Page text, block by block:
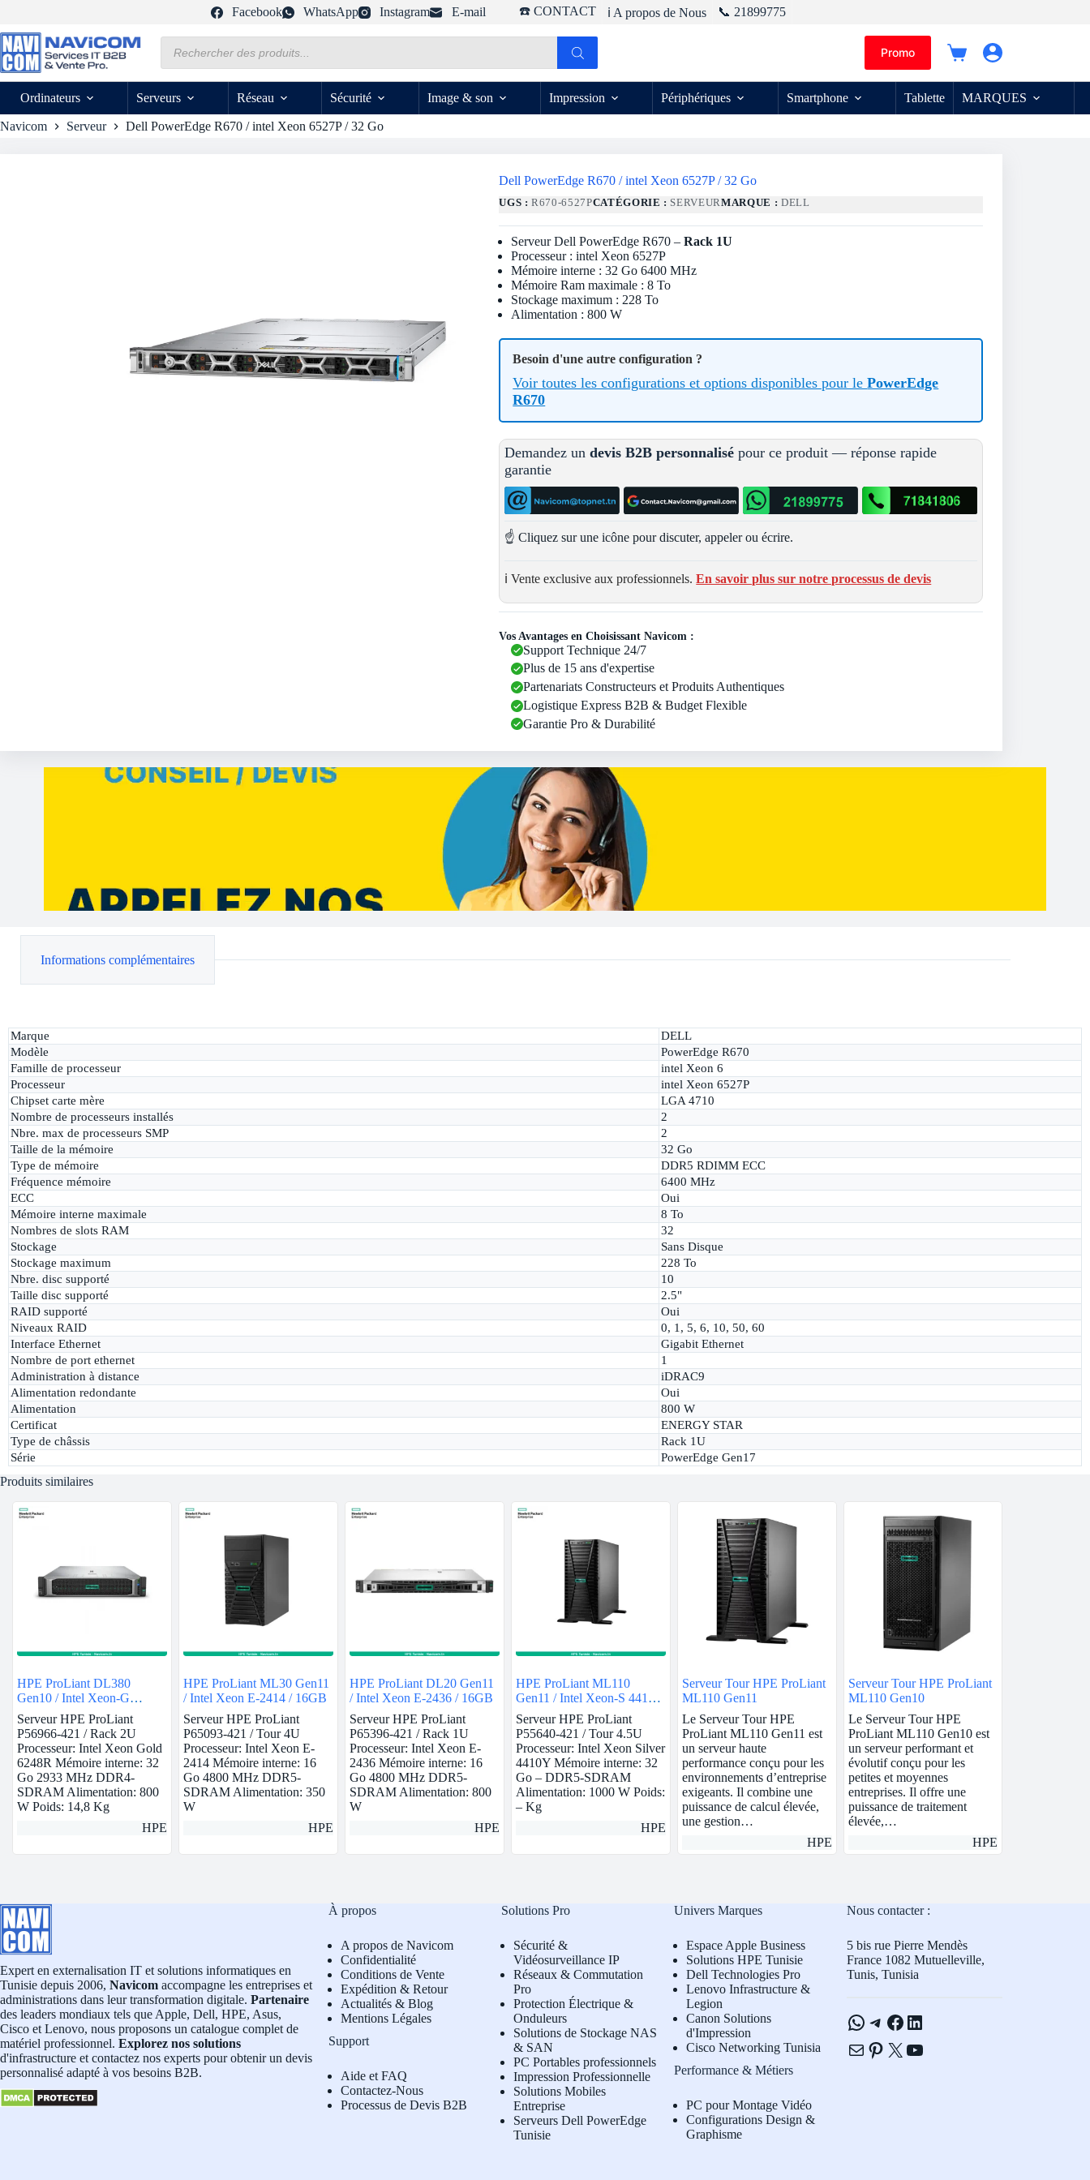
contenu
Facebook WhatsApp Instagram E-mail ☎️ CONTACT ℹ️ A propos de Nous 📞 21899775
produits
Promo
Panier
Ordinateurs
Serveurs Réseau Sécurité Image & son Impression Périphériques Smartphone Tablette MARQUES
Navicom Serveur Dell PowerEdge R670 / intel Xeon 6527P / 32 Go
Dell PowerEdge R670 / intel Xeon 6527P / 32 Go
UGS :R670-6527PCATÉGORIE : SERVEURMARQUE : DELL
Serveur Dell PowerEdge R670 –Rack 1U
Processeur : intel Xeon 6527P
Mémoire interne : 32 Go 6400 MHz
Mémoire Ram maximale : 8 To
Stockage maximum : 228 To
Alimentation : 800 W
Besoin d'une autre configuration ?
Voir toutes les configurations et options disponibles pour lePowerEdge
R670
Demandez undevis B2B personnalisé pour ce produit — réponse rapide
garantie
☝️ Cliquez sur une icône pour discuter, appeler ou écrire.
ℹ️ Vente exclusive aux professionnels.En savoir plus sur notre processus de devis
Vos Avantages en Choisissant Navicom :
Support Technique 24/7
Plus de 15 ans d'expertise
Partenariats Constructeurs et Produits Authentiques
Logistique Express B2B & Budget Flexible
Garantie Pro & Durabilité
Informations complémentaires
Marque
DELL
Modèle
PowerEdge R670
Famille de processeur
intel Xeon 6
Processeur
intel Xeon 6527P
Chipset carte mère
LGA 4710
Nombre de processeurs installés
2
Nbre. max de processeurs SMP
2
Taille de la mémoire
32 Go
Type de mémoire
DDR5 RDIMM ECC
Fréquence mémoire
6400 MHz
ECC
Oui
Mémoire interne maximale
8 To
Nombres de slots RAM
32
Stockage
Sans Disque
Stockage maximum
228 To
Nbre. disc supporté
10
Taille disc supporté
2.5"
RAID supporté
Oui
Niveaux RAID
0, 1, 5, 6, 10, 50, 60
Interface Ethernet
Gigabit Ethernet
Nombre de port ethernet
1
Administration à distance
iDRAC9
Alimentation redondante
Oui
Alimentation
800 W
Certificat
ENERGY STAR
Type de châssis
Rack 1U
Série
PowerEdge Gen17
Produits similaires
HPE ProLiant DL380
Gen10 / Intel Xeon-G
6248R / 32GB
Serveur HPE ProLiant
P56966-421 / Rack 2U
Processeur: Intel Xeon Gold
6248R Mémoire interne: 32
Go 2933 MHz DDR4-
SDRAM Alimentation: 800
W Poids: 14,8 Kg
HPE
HPE ProLiant ML30 Gen11
/ Intel Xeon E-2414 / 16GB
Serveur HPE ProLiant
P65093-421 / Tour 4U
Processeur: Intel Xeon E-
2414 Mémoire interne: 16
Go 4800 MHz DDR5-
SDRAM Alimentation: 350
W
HPE
HPE ProLiant DL20 Gen11
/ Intel Xeon E-2436 / 16GB
Serveur HPE ProLiant
P65396-421 / Rack 1U
Processeur: Intel Xeon E-
2436 Mémoire interne: 16
Go 4800 MHz DDR5-
SDRAM Alimentation: 800
W
HPE
HPE ProLiant ML110
Gen11 / Intel Xeon-S 4410Y
/ 32GB
Serveur HPE ProLiant
P55640-421 / Tour 4.5U
Processeur: Intel Xeon Silver
4410Y Mémoire interne: 32
Go – DDR5-SDRAM
Alimentation: 1000 W Poids:
– Kg
HPE
Serveur Tour HPE ProLiant
ML110 Gen11
Le Serveur Tour HPE
ProLiant ML110 Gen11 est
un serveur haute
performance conçu pour les
environnements d’entreprise
exigeants. Il combine une
puissance de calcul élevée,
une gestion…
HPE
Serveur Tour HPE ProLiant
ML110 Gen10
Le Serveur Tour HPE
ProLiant ML110 Gen10 est
un serveur performant et
évolutif conçu pour les
petites et moyennes
entreprises. Il offre une
puissance de traitement
élevée,…
HPE
Expert en externalisation IT et solutions informatiques en
Tunisie depuis 2006, Navicom accompagne les entreprises et
administrations dans leur transformation digitale. Partenaire
des leaders mondiaux tels que Apple, Dell, HPE, Asus,
Cisco et Lenovo, nous proposons un catalogue complet de
matériel professionnel. Explorez nos solutions
d'infrastructure et contactez nos experts pour obtenir un devis
personnalisé adapté à vos besoins B2B.
À propos
A propos de Navicom
Confidentialité
Conditions de Vente
Expédition & Retour
Actualités & Blog
Mentions Légales
Support
Aide et FAQ
Contactez-Nous
Processus de Devis B2B
Solutions Pro
Sécurité &
Vidéosurveillance IP
Réseaux & Commutation
Pro
Protection Électrique &
Onduleurs
Solutions de Stockage NAS
& SAN
PC Portables professionnels
Impression Professionnelle
Solutions Mobiles
Entreprise
Serveurs Dell PowerEdge
Tunisie
Univers Marques
Espace Apple Business
Solutions HPE Tunisie
Dell Technologies Pro
Lenovo Infrastructure &
Legion
Canon Solutions
d'Impression
Cisco Networking Tunisia
Performance & Métiers
PC pour Montage Vidéo
Configurations Design &
Graphisme
Nous contacter :
5 bis rue Pierre Mendès
France 1082 Mutuelleville,
Tunis, Tunisia
WhatsApp
Telegram
Facebook
LinkedIn
E-mailPinterest
X YouTube